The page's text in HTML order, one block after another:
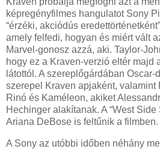
képregényfilmes hangulatot Sony
“érzéki, akciódús
amely felfedi, hogyan és miért vált
Marvel-gonosz azzá, aki. Taylor-
hogy ez a Kraven-verzió eltér majd
látottól. A szereplőgárdában
szerepel Kraven apjaként, valamint
Rinó és Kaméleon, akiket
Hechinger alakítanak. A “West Side
Ariana DeBose is feltűnik a filmben.
A Sony az utóbbi időben néhány